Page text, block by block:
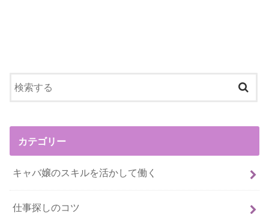
カテゴリー
キャバ嬢のスキルを活かして働く
仕事探しのコツ